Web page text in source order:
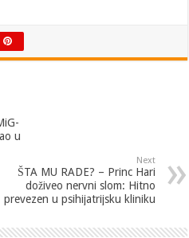
u
Next
ŠTA MU RADE? – Princ Hari
doživeo nervni slom: Hitno
prevezen u psihijatrijsku kliniku